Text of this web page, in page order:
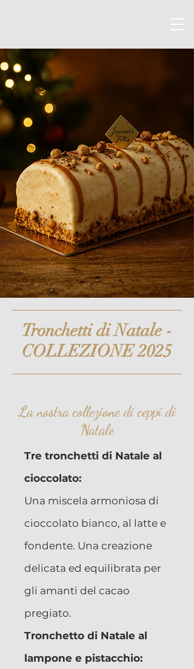
Tronchetti di Natale -
COLLEZIONE 2025
La nostra collezione di ceppi di
Natale
Tre tronchetti di Natale al
cioccolato:
Una miscela armoniosa di
cioccolato bianco, al latte e
fondente. Una creazione
delicata ed equilibrata per
gli amanti del cacao
pregiato.
Tronchetto di Natale al
lampone e pistacchio: